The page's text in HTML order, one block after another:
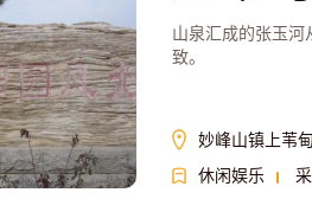
山泉汇成的张玉河
致。
妙峰山镇上苇
休闲娱乐